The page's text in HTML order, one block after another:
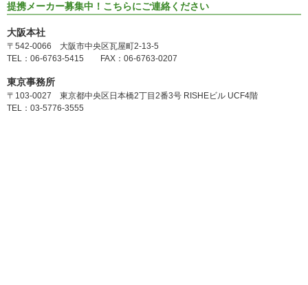
提携メーカー募集中！こちらにご連絡ください
大阪本社
〒542-0066 大阪市中央区瓦屋町2-13-5
TEL：06-6763-5415 FAX：06-6763-0207
東京事務所
〒103-0027 東京都中央区日本橋2丁目2番3号 RISHEビル UCF4階
TEL：03-5776-3555